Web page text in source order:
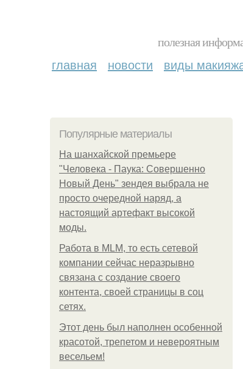
полезная
главная новости виды
Популярные материалы
На шанхайской премьере
"Человека - Паука: Совершенно
Новый День" зендея выбрала не
просто очередной наряд, а
настоящий артефакт высокой
моды.
Работа в MLM, то есть сетевой
компании сейчас неразрывно
связана с создание своего
контента, своей страницы в соц
сетях.
Этот день был наполнен особенной
красотой, трепетом и невероятным
весельем!